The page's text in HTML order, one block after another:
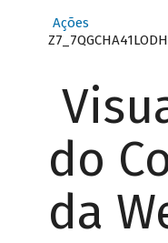
Ações
do
da